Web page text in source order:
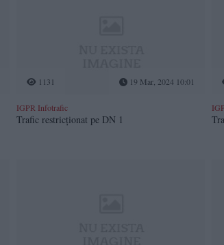
1131 19 Mar, 2024 10:01
IGPR Infotrafic
Trafic restricționat pe DN 1